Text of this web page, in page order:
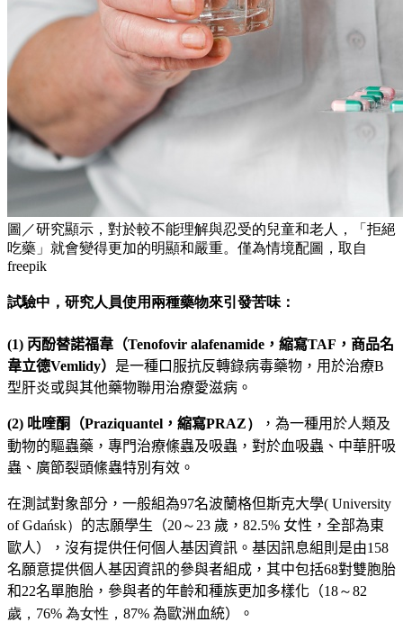
圖／研究顯示，對於較不能理解與忍受的兒童和老人，「拒絕
吃藥」就會變得更加的明顯和嚴重。僅為情境配圖，取自
freepik
試驗中，研究人員使用兩種藥物來引發苦味：
(1) 丙酚替諾福韋（Tenofovir alafenamide ，縮寫TAF，商品名
韋立德Vemlidy） 是一種口服抗反轉錄病毒藥物，用於治療B
型肝炎或與其他藥物聯用治療愛滋病。
(2) 吡喹酮（Praziquantel ，縮寫PRAZ）
，為一種用於人類及
動物的驅蟲藥，專門治療絛蟲及吸蟲，對於血吸蟲、中華肝吸
蟲、廣節裂頭絛蟲特別有效。
在測試對象部分，一般組為97名波蘭格但斯克大學( University
of Gdańsk） 的志願學生（20～23 歲， 82.5% 女性，全部為東
歐人），沒有提供任何個人基因資訊。 基因訊息組則是由158
名願意提供個人基因資訊的參與者組成，其中包括68對雙胞胎
和22名單胞胎，參與者的年齡和種族更加多樣化（18～82
歲，76% 為女性，87% 為歐洲血統）。